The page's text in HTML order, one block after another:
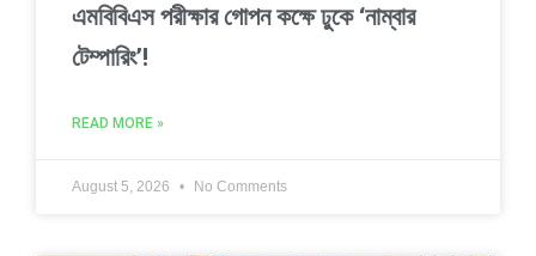
এমবিবিএস পরীক্ষার গোপন কক্ষে ঢুকে ‘নাম্বার
টেম্পারিং’!
READ MORE »
August 5, 2026 No Comments